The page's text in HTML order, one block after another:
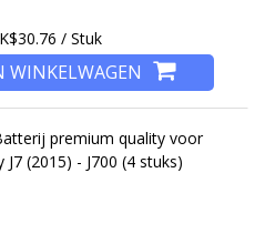
/ Stuk
WINKELWAGEN
premium quality voor
J7 (2015) - J700 (4 stuks)